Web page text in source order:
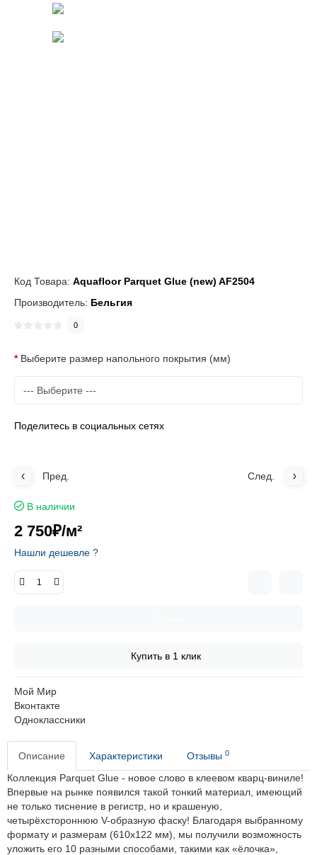
Код Товара: Aquafloor Parquet Glue (new) AF2504
Производитель: Бельгия
0
Выберите размер напольного покрытия (мм)
Поделитесь в социальных сетях
Пред. След.
В наличии
2 750₽/м²
Нашли дешевле ?
Купить в 1 клик
Мой Мир
Вконтакте
Одноклассники
Описание Характеристики Отзывы 0
Коллекция Parquet Glue - новое слово в клеевом кварц-виниле!
Впервые на рынке появился такой тонкий материал, имеющий
не только тиснение в регистр, но и крашеную,
четырёхстороннюю V-образную фаску! Благодаря выбранному
формату и размерам (610х122 мм), мы получили возможность
уложить его 10 разными способами, такими как «ёлочка»,